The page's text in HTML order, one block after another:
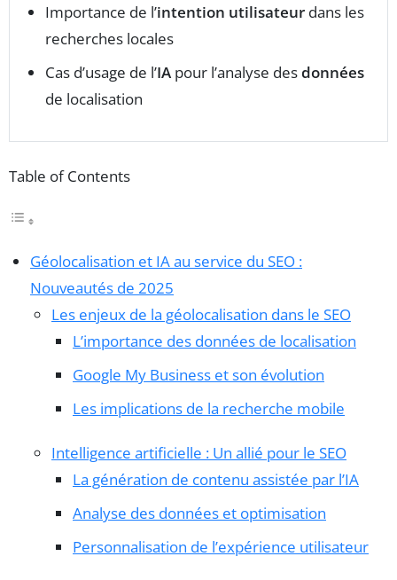
Importance de l’intention utilisateur dans les
recherches locales
Cas d’usage de l’IA pour l’analyse desdonnées
de localisation
Table of Contents
Géolocalisation et IA au service du SEO :
Nouveautés de 2025
Les enjeux de la géolocalisation dans le SEO
L’importance des données de localisation
Google My Business et son évolution
Les implications de la recherche mobile
Intelligence artificielle : Un allié pour le SEO
La génération de contenu assistée par l’IA
Analyse des données et optimisation
Personnalisation de l’expérience utilisateur